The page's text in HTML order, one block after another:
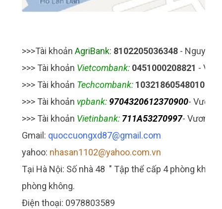
>>>Tài khoản AgriBank: 8102205036348 - Nguyễn
>>> Tài khoản Vietcombank: 0451000208821 -
>>> Tài khoản Techcombank: 10321860548010
>>> Tài khoản vpbank: 9704320612370900- Vương
>>> Tài khoản Vietinbank: 711A53270997- Vương
Gmail: quoccuongxd87@gmail.com
yahoo: nhasan1102@yahoo.com.vn
Tại Hà Nội: Số nhà 48 " Tập thể cấp 4 phòng
phòng không.
Điện thoại: 0978803589